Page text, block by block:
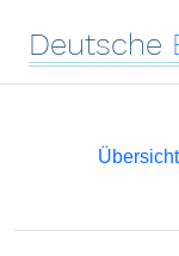
Deutsche
Übersicht